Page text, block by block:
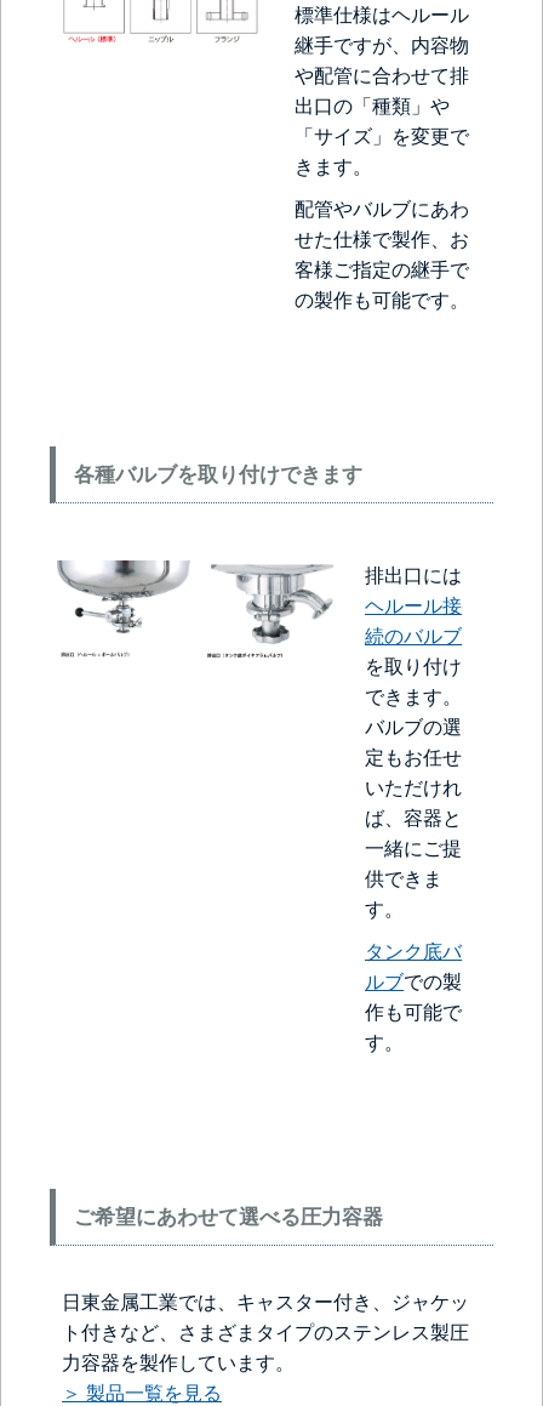
標準仕様はヘルール
継手ですが、内容物
や配管に合わせて排
出口の「種類」や
「サイズ」を変更で
きます。
配管やバルブにあわ
せた仕様で製作、お
客様ご指定の継手で
の製作も可能です。
各種バルブを取り付けできます
排出口には
ヘルール接
続のバルブ
を取り付け
できます。
バルブの選
定もお任せ
いただけれ
ば、容器と
一緒にご提
供できま
す。
タンク底バ
ルブでの製
作も可能で
す。
ご希望にあわせて選べる圧力容器
日東金属工業では、キャスター付き、ジャケッ
ト付きなど、さまざまタイプのステンレス製圧
力容器を製作しています。
＞ 製品一覧を見る